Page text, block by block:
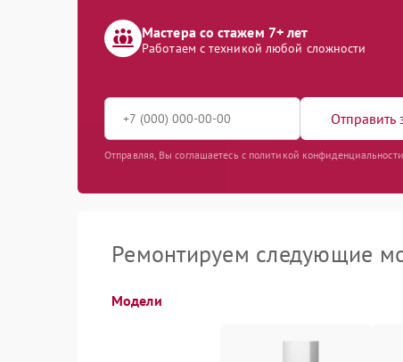
Мастера со стажем 7+ лет
Работаем с техникой любой сложности
Отправить
Отправляя, Вы соглашаетесь с политикой конфиденциальности
Ремонтируем следующие
Модели